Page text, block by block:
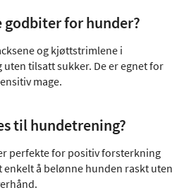
godbiter for hunder?
og kjøttstrimlene i
tilsatt sukker. De er egnet for
mage.
til hundetrening?
perfekte for positiv forsterkning
å belønne hunden raskt uten